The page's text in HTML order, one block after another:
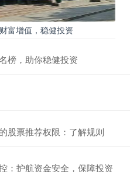
富增值，稳健投资
榜，助你稳健投资
股票推荐权限：了解规则
：护航资金安全，保障投资